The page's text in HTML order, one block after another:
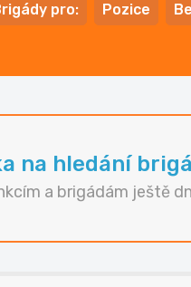
pro: Pozice
na hledání
a brigádám ještě